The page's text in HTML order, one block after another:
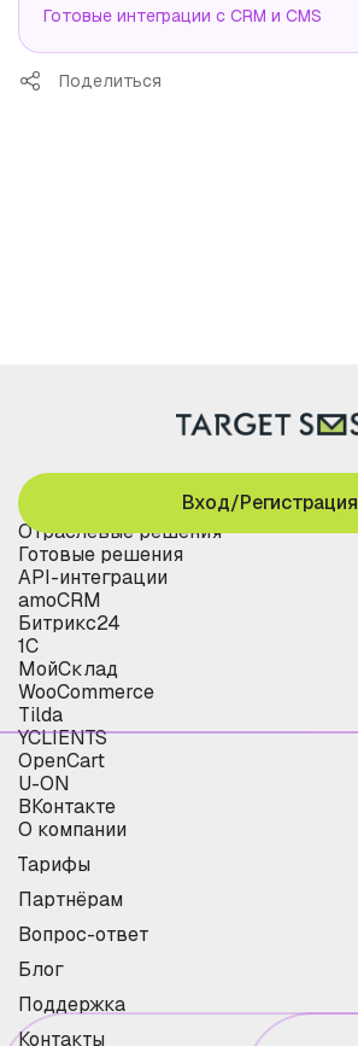
Готовые интеграции с CRM и CMS
Поделиться
Отраслевые решения
Готовые решения
API-интеграции
amoCRM
Битрикс24
1С
МойСклад
WooCommerce
Tilda
YCLIENTS
OpenCart
U-ON
ВКонтакте
О компании
Тарифы
Партнёрам
Вопрос-ответ
Блог
Поддержка
Контакты
Вход/Регистрация